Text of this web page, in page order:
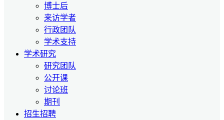
博士后
来访学者
行政团队
学术支持
学术研究
研究团队
公开课
讨论班
期刊
招生招聘